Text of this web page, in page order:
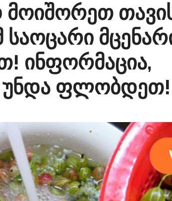
მოიშორეთ
საოცარი
ინფორმაცია,
ფლობდეთ!